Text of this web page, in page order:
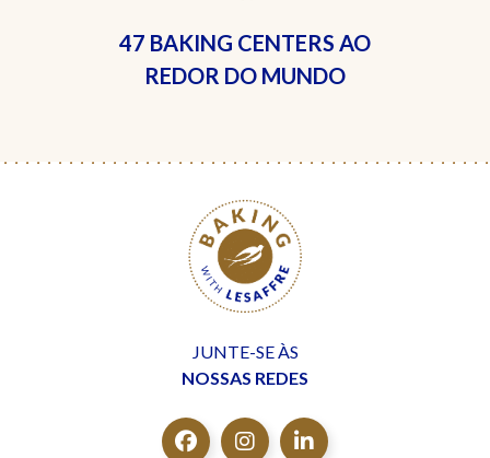
47 BAKING CENTERS AO
REDOR DO MUNDO
JUNTE-SE ÀS
NOSSAS REDES